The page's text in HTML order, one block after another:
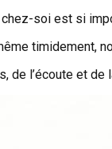
soi est si
timidement,
de l’écoute et de